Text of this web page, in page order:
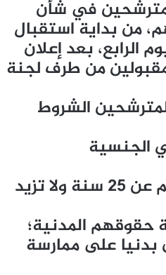
في شأن
من بداية استقبال
الرابع، بعد إعلان
من طرف لجنة
الشروط
الجنسية
– أن لا تقل أعمارهم عن 25 سنة ولا تزيد
حقوقهم المدنية؛
بدنيا على ممارسة